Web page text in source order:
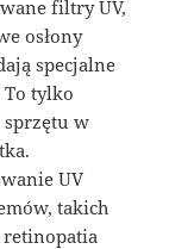
filtry UV,
osłony
specjalne
To tylko
sprzętu w
UV
takich
retinopatia